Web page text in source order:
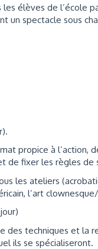
élèves de l’école
un spectacle sous
propice à l’action,
de fixer les règles
les ateliers
l’art
des techniques et la
ils se spécialiseront.